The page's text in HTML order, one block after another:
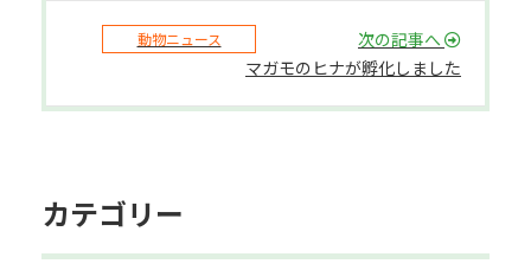
動物ニュース
次の記事へ
マガモのヒナが孵化しました
カテゴリー